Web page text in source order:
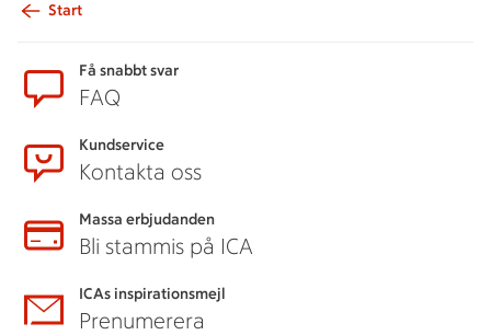
Start
Få snabbt svar
FAQ
Kundservice
Kontakta oss
Massa erbjudanden
Bli stammis på ICA
ICAs inspirationsmejl
Prenumerera